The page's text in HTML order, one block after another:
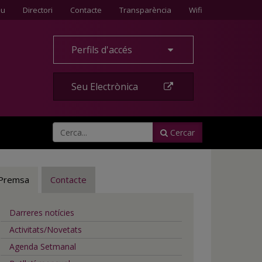
Directori Contacte
Contacte Transparència Wifi
Perfils d'accés
Seu Electrònica
Cercar
Contacte
Darreres notícies
Activitats/Novetats
Agenda Setmanal